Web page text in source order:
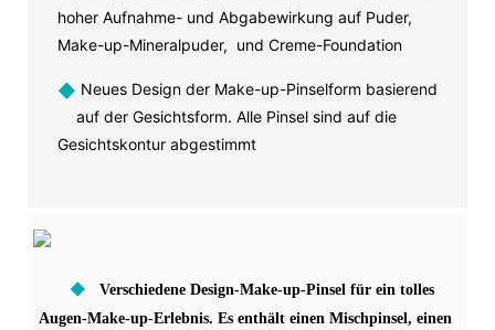
hoher Aufnahme- und Abgabewirkung auf Puder,
Make-up-Mineralpuder, und Creme-Foundation
◆ Neues Design der Make-up-Pinselform basierend
auf der Gesichtsform. Alle Pinsel sind auf die
Gesichtskontur abgestimmt
◆
Verschiedene Design-Make-up-Pinsel für ein tolles
Augen-Make-up-Erlebnis. Es enthält einen Mischpinsel, einen